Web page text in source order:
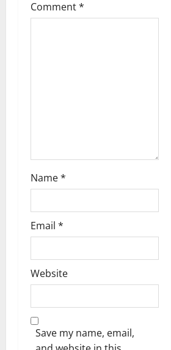
i
Comment*
Name*
Email *
Website
Save my name, email,